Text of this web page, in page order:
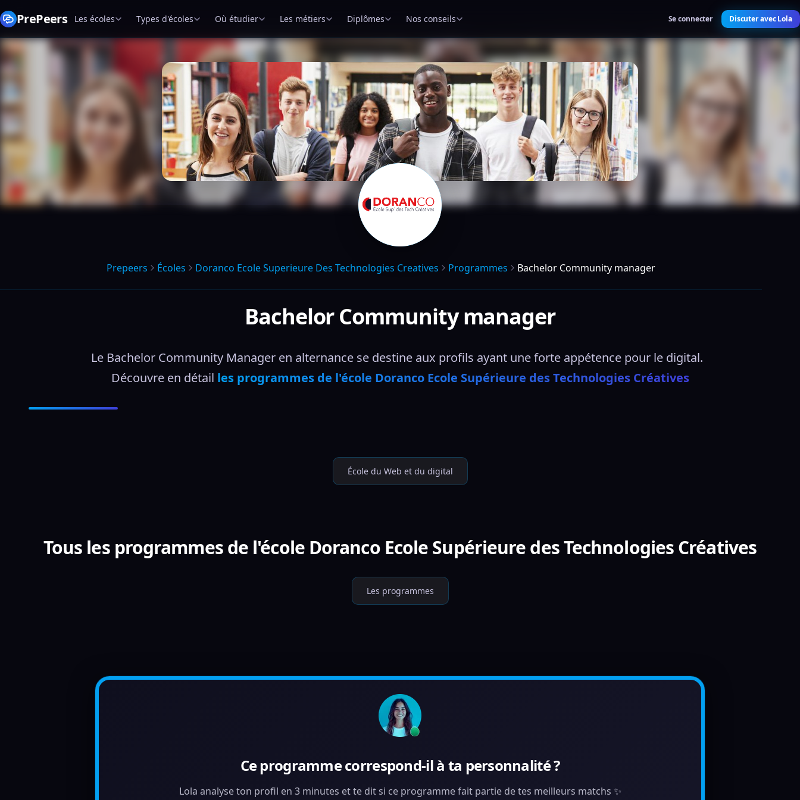
PrePeers Les écoles Types d'écoles Où étudier Les métiers Diplômes Nos conseils Se connecter Discuter avec Lola
Prepeers Écoles Doranco Ecole Superieure Des Technologies Creatives Programmes Bachelor Community manager
Bachelor Community manager
Le Bachelor Community Manager en alternance se destine aux profils ayant une forte appétence pour le digital.
Découvre en détail les programmes de l'école Doranco Ecole Supérieure des Technologies Créatives
École du Web et du digital
Tous les programmes de l'école Doranco Ecole Supérieure des Technologies Créatives
Les programmes
Ce programme correspond-il à ta personnalité ?
Lola analyse ton profil en 3 minutes et te dit si ce programme fait partie de tes meilleurs matchs ✨